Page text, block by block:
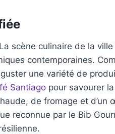
scène culinaire de la
contemporaines.
une variété de
Santiago pour savourer
de fromage et
reconnue par le Bib